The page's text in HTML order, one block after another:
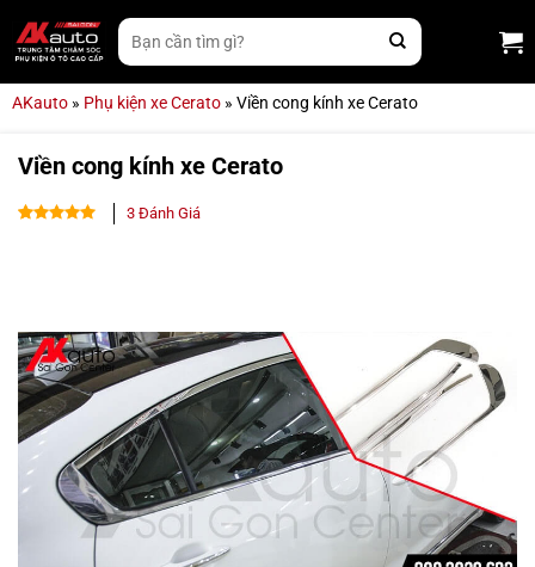
qua
nội
Tìm
kiếm:
AKauto » Phụ kiện xe Cerato » Viền cong kính xe Cerato
Viền cong kính xe Cerato
3Đánh Giá